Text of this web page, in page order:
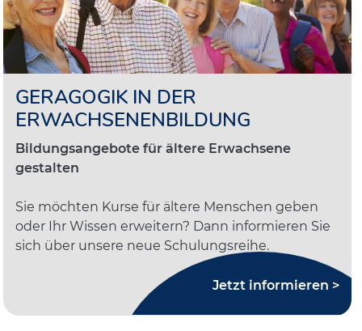
GERAGOGIK IN DER
ERWACHSENENBILDUNG
Bildungsangebote für ältere Erwachsene
gestalten
Sie möchten Kurse für ältere Menschen geben
oder Ihr Wissen erweitern? Dann informieren Sie
sich über unsere neue Schulungsreihe.
Jetzt informieren >